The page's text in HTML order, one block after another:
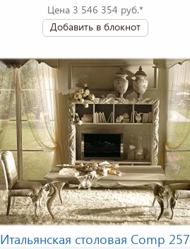
Цена 3 546 354 руб.*
Добавить в блокнот
Итальянская столовая Comp 257